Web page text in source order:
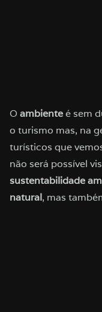
O ambienteé sem
o turismo mas, na
turísticos que
não será possível
sustentabilidade
natural, mas